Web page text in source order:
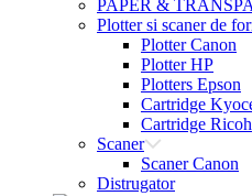
PAPER &
Plotter si scaner de
Plotter Canon
Plotter HP
Plotters Epson
Cartridge
Cartridge Ricoh
Scaner
Scaner Canon
Distrugator